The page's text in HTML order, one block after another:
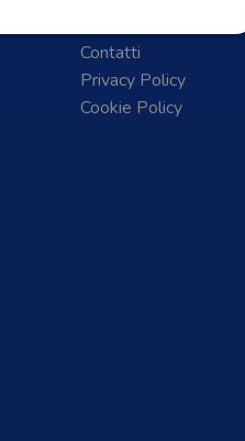
Contatti
Privacy Policy
Cookie Policy